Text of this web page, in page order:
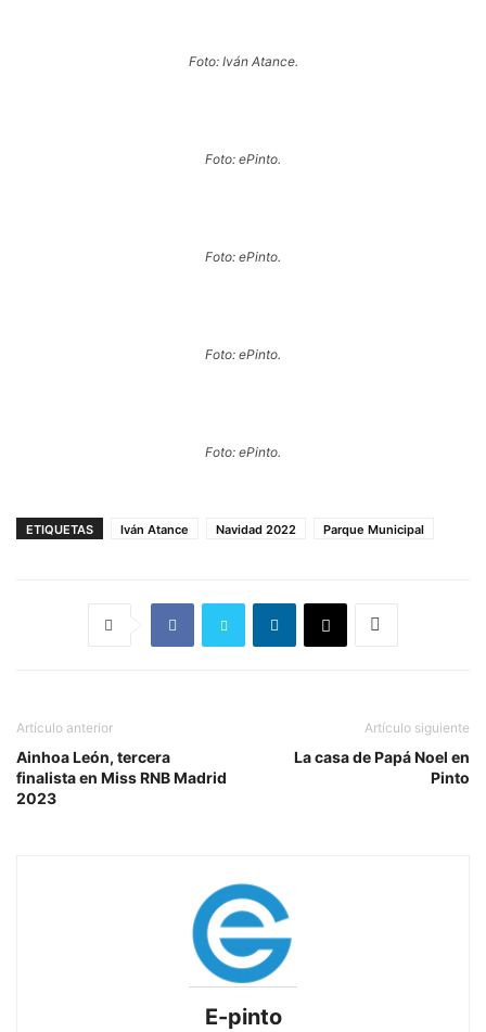
Foto: Iván Atance.
Foto: ePinto.
Foto: ePinto.
Foto: ePinto.
Foto: ePinto.
ETIQUETAS Iván Atance Navidad 2022 Parque Municipal
Artículo anterior
Ainhoa León, tercera
finalista en Miss RNB Madrid
2023
Artículo siguiente
La casa de Papá Noel en
Pinto
E-pinto